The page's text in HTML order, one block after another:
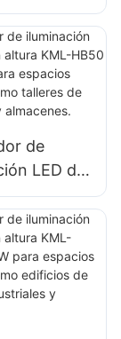
KML-
para
de
interiores
de
LED de
KML-
150 W
como
y